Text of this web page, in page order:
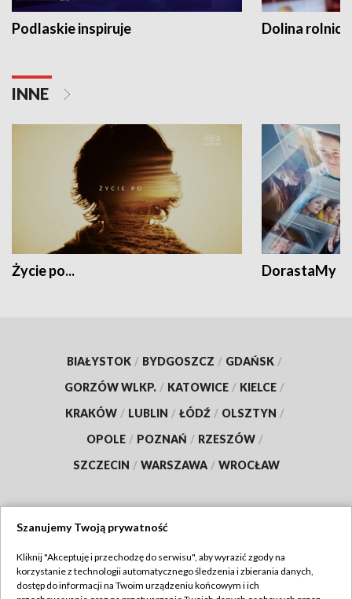
Podlaskie inspiruje Dolina
INNE
Życie po... DorastaMy
BIAŁYSTOK / BYDGOSZCZ / GDAŃSK /
GORZÓW WLKP. / KATOWICE / KIELCE /
KRAKÓW / LUBLIN / ŁÓDŹ / OLSZTYN /
OPOLE / POZNAŃ / RZESZÓW /
SZCZECIN / WARSZAWA / WROCŁAW
TVP
Szanujemy Twoją prywatność
Kliknij "Akceptuję i przechodzę do serwisu", aby wyrazić zgody na
korzystanie z technologii automatycznego śledzenia i zbierania danych,
dostęp do informacji na Twoim urządzeniu końcowym i ich